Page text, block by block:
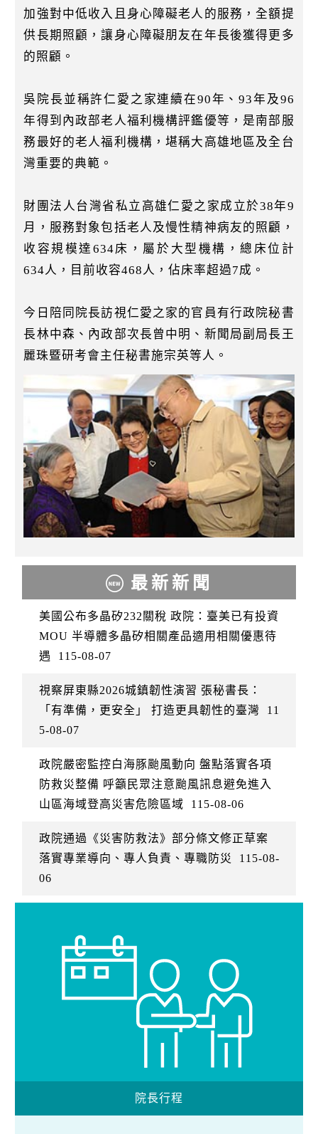
加強對中低收入且身心障礙老人的服務，全額提
供長期照顧，讓身心障礙朋友在年長後獲得更多
的照顧。
吳院長並稱許仁愛之家連續在90年、93年及96
年得到內政部老人福利機構評鑑優等，是南部服
務最好的老人福利機構，堪稱大高雄地區及全台
灣重要的典範。
財團法人台灣省私立高雄仁愛之家成立於38年9
月，服務對象包括老人及慢性精神病友的照顧，
收容規模達634床，屬於大型機構，總床位計
634人，目前收容468人，佔床率超過7成。
今日陪同院長訪視仁愛之家的官員有行政院秘書
長林中森、內政部次長曾中明、新聞局副局長王
麗珠暨研考會主任秘書施宗英等人。
最新新聞
美國公布多晶矽232關稅 政院：臺美已有投資
MOU 半導體多晶矽相關產品適用相關優惠待
遇
115-08-07
視察屏東縣2026城鎮韌性演習 張秘書長：
「有準備，更安全」 打造更具韌性的臺灣
11
5-08-07
政院嚴密監控白海豚颱風動向 盤點落實各項
防救災整備 呼籲民眾注意颱風訊息避免進入
山區海域登高災害危險區域
115-08-06
政院通過《災害防救法》部分條文修正草案
落實專業導向、專人負責、專職防災
115-08-
06
院長行程